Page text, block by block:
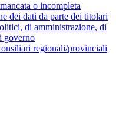
o incompleta
dei dati da parte dei titolari
di amministrazione, di
governo
regionali/provinciali